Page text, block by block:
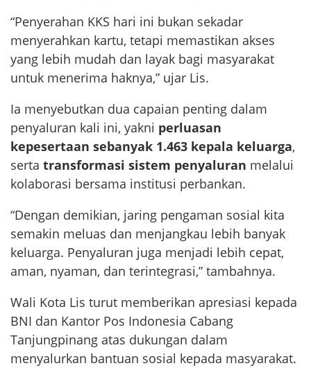
“Penyerahan KKS hari ini bukan sekadar
menyerahkan kartu, tetapi memastikan akses
yang lebih mudah dan layak bagi masyarakat
untuk menerima haknya,” ujar Lis.
Ia menyebutkan dua capaian penting dalam
penyaluran kali ini, yakni perluasan
kepesertaan sebanyak 1.463 kepala keluarga,
serta transformasi sistem penyaluran melalui
kolaborasi bersama institusi perbankan.
“Dengan demikian, jaring pengaman sosial kita
semakin meluas dan menjangkau lebih banyak
keluarga. Penyaluran juga menjadi lebih cepat,
aman, nyaman, dan terintegrasi,” tambahnya.
Wali Kota Lis turut memberikan apresiasi kepada
BNI dan Kantor Pos Indonesia Cabang
Tanjungpinang atas dukungan dalam
menyalurkan bantuan sosial kepada masyarakat.